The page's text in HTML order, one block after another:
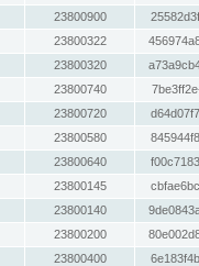
23800900
23800322
23800320
23800740
23800720
23800580
23800640
23800145
23800140
23800200
23800400